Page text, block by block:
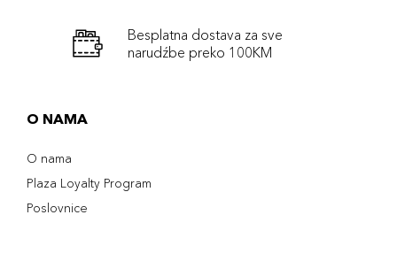
Besplatna dostava za sve
narudźbe preko 100KM
O NAMA
O nama
Plaza Loyalty Program
Poslovnice